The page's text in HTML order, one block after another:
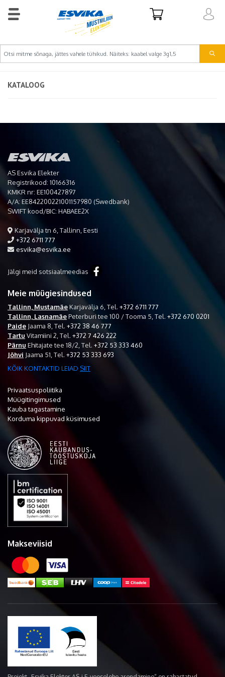
KATALOOG
AS Esvika Elekter
Registrikood: 10166316
KMKR nr: EE100427897
A/A: EE842200221001157980 (Swedbank)
SWIFT kood/BIC: HABAEE2X
Karjavälja tn 6, Tallinn, Eesti
+372 6711 777
esvika@esvika.ee
Jälgi meid sotsiaalmeedias
Meie müügiesindused
Tallinn, MustamäeKarjavälja 6, Tel. +372 6711 777
Tallinn, LasnamäePeterburi tee 100 / Tooma 5, Tel. +372 670 0201
Paide Jaama 8, Tel. +372 38 46 777
Tartu Vitamiini 2, Tel. +372 7 426 222
Pärnu Ehitajate tee 18/2, Tel. +372 53 333 460
Jõhvi Jaama 51, Tel. +372 53 333 693
KÕIK KONTAKTID LEIAD SIIT
Privaatsuspoliitika
Müügitingimused
Kauba tagastamine
Korduma kippuvad küsimused
Makseviisid